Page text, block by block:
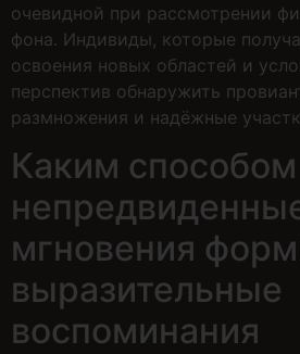
очевидной при рассмотрении
фона. Индивиды, которые
освоения новых областей и
перспектив обнаружить
размножения и надёжные
Каким способом
мгновения
выразительные
воспоминания